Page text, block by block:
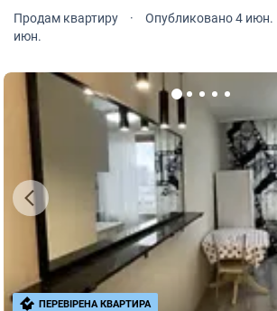
Продам квартиру · Опубликовано 4 июн.
июн.
ПЕРЕВІРЕНА КВАРТИРА